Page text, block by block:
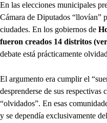
En las elecciones municipales
Cámara de Diputados “llovían”
ciudades. En los gobiernos de
fueron creados 14 distritos
debate está prácticamente
El argumento era cumplir el
desprenderse de sus respectivas
“olvidados”. En esas
y se dependía exclusivamente